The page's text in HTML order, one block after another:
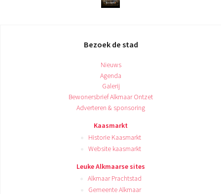
Bezoek de stad
Nieuws
Agenda
Galerij
Bewonersbrief Alkmaar Ontzet
Adverteren & sponsoring
Kaasmarkt
Historie Kaasmarkt
Website kaasmarkt
Leuke Alkmaarse sites
Alkmaar Prachtstad
Gemeente Alkmaar